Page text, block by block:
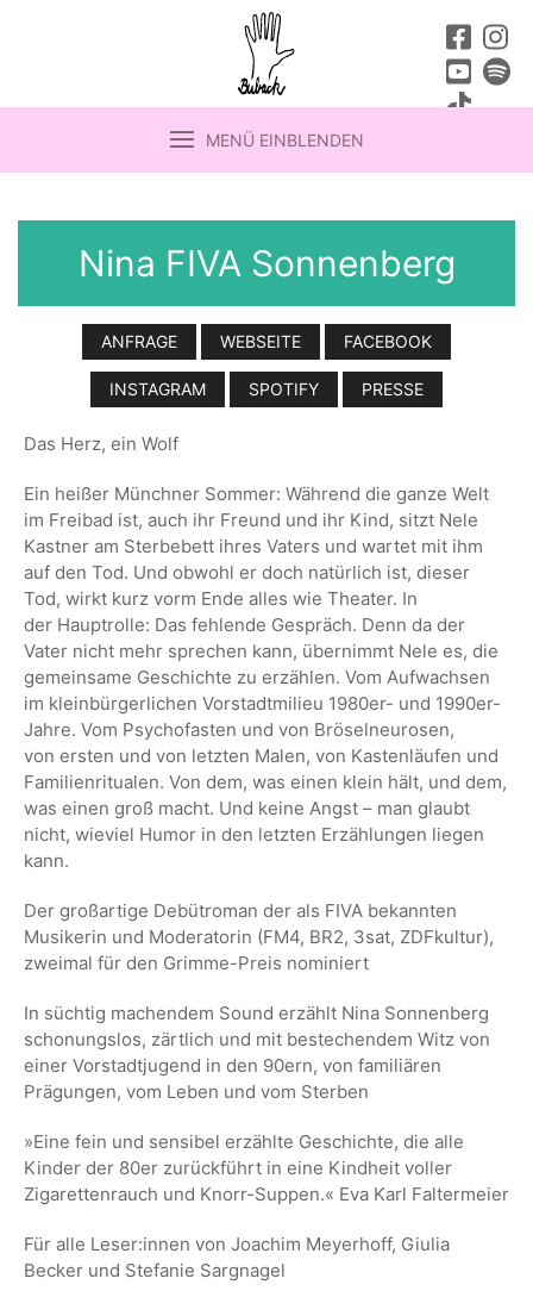
MENÜ EINBLENDEN
Nina FIVA Sonnenberg
ANFRAGE WEBSEITE FACEBOOK
INSTAGRAM SPOTIFY PRESSE
Das Herz, ein Wolf
Ein heißer Münchner Sommer: Während die ganze Welt
im Freibad ist, auch ihr Freund und ihr Kind, sitzt Nele
Kastner am Sterbebett ihres Vaters und wartet mit ihm
auf den Tod. Und obwohl er doch natürlich ist, dieser
Tod, wirkt kurz vorm Ende alles wie Theater. In
der Hauptrolle: Das fehlende Gespräch. Denn da der
Vater nicht mehr sprechen kann, übernimmt Nele es, die
gemeinsame Geschichte zu erzählen. Vom Aufwachsen
im kleinbürgerlichen Vorstadtmilieu 1980er- und 1990er-
Jahre. Vom Psychofasten und von Bröselneurosen,
von ersten und von letzten Malen, von Kastenläufen und
Familienritualen. Von dem, was einen klein hält, und dem,
was einen groß macht. Und keine Angst – man glaubt
nicht, wieviel Humor in den letzten Erzählungen liegen
kann.
Der großartige Debütroman der als FIVA bekannten
Musikerin und Moderatorin (FM4, BR2, 3sat, ZDFkultur),
zweimal für den Grimme-Preis nominiert
In süchtig machendem Sound erzählt Nina Sonnenberg
schonungslos, zärtlich und mit bestechendem Witz von
einer Vorstadtjugend in den 90ern, von familiären
Prägungen, vom Leben und vom Sterben
»Eine fein und sensibel erzählte Geschichte, die alle
Kinder der 80er zurückführt in eine Kindheit voller
Zigarettenrauch und Knorr-Suppen.« Eva Karl Faltermeier
Für alle Leser:innen von Joachim Meyerhoff, Giulia
Becker und Stefanie Sargnagel